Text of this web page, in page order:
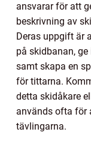
ansvarar för att
beskrivning av
Deras uppgift är
på skidbanan,
samt skapa en
för tittarna.
detta skidåkare
används ofta för
tävlingarna.